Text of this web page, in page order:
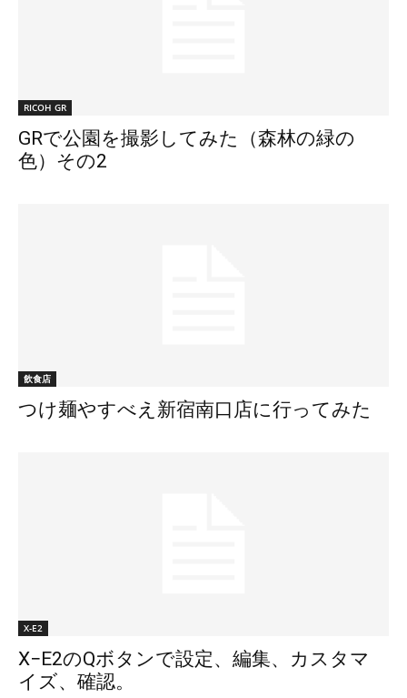
RICOH GR
GRで公園を撮影してみた（森林の緑の
色）その2
飲食店
つけ麺やすべえ新宿南口店に行ってみた
X-E2
X−E2のQボタンで設定、編集、カスタマ
イズ、確認。